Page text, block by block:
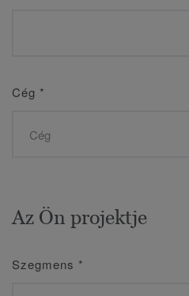
Cég *
Az Ön projektje
Szegmens *